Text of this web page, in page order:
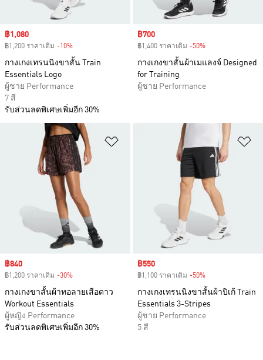
Sale price
฿1,080
฿1,200 ราคาเดิม -10%
กางเกงเทรนนิงขาสั้น Train
Essentials Logo
ผู้ชาย Performance
7 สี
รับส่วนลดพิเศษเพิ่มอีก 30%
Sale price
฿700
฿1,400 ราคาเดิม -50%
กางเกงขาสั้นผ้าเมแลงจ์ Designed
for Training
ผู้ชาย Performance
เพิ่มไปยังรายการสินค้าโปรด
Sale price
฿840
฿1,200 ราคาเดิม -30%
กางเกงขาสั้นผ้าทอลายเสือดาว
Workout Essentials
ผู้หญิง Performance
รับส่วนลดพิเศษเพิ่มอีก 30%
Sale price
฿550
฿1,100 ราคาเดิม -50%
กางเกงเทรนนิงขาสั้นผ้าปิเก้ Train
Essentials 3-Stripes
ผู้ชาย Performance
5 สี